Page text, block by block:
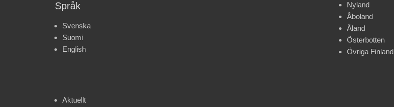
Språk
Svenska
Suomi
English
Aktuellt
Nyland
Åboland
Åland
Österbotten
Övriga Finland